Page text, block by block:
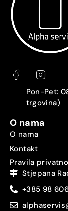
Pon-Pet:
trgovina)
O nama
O nama
Kontakt
Pravila
Stjepana
+385 98